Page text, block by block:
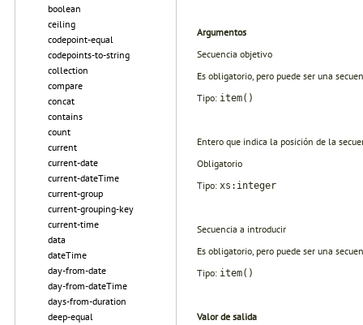
boolean
ceiling
codepoint-equal
codepoints-to-string
collection
compare
concat
contains
count
current
current-date
current-dateTime
current-group
current-grouping-key
current-time
data
dateTime
day-from-date
day-from-dateTime
days-from-duration
deep-equal
Argumentos
Secuencia objetivo
Es obligatorio, pero puede ser una
Tipo: item()
Entero que indica la posición de la
Obligatorio
Tipo: xs:integer
Secuencia a introducir
Es obligatorio, pero puede ser una
Tipo: item()
Valor de salida